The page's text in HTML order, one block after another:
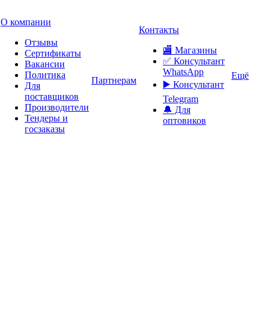
О компании
Отзывы
Сертификаты
Вакансии
Политика
Для
поставщиков
Производители
Тендеры и
госзаказы
Партнерам
Контакты
🏬 Магазины
✅️ Консультант
WhatsApp
▶️ Консультант
Telegram
🔔 Для
оптовиков
Ещё